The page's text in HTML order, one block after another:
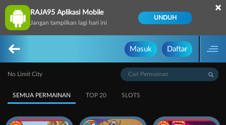
RAJA95 Aplikasi Mobile
Jangan tampilkan lagi hari ini
UNDUH
×
Masuk Daftar
No Limit City
SEMUA PERMAINAN TOP 20 SLOTS